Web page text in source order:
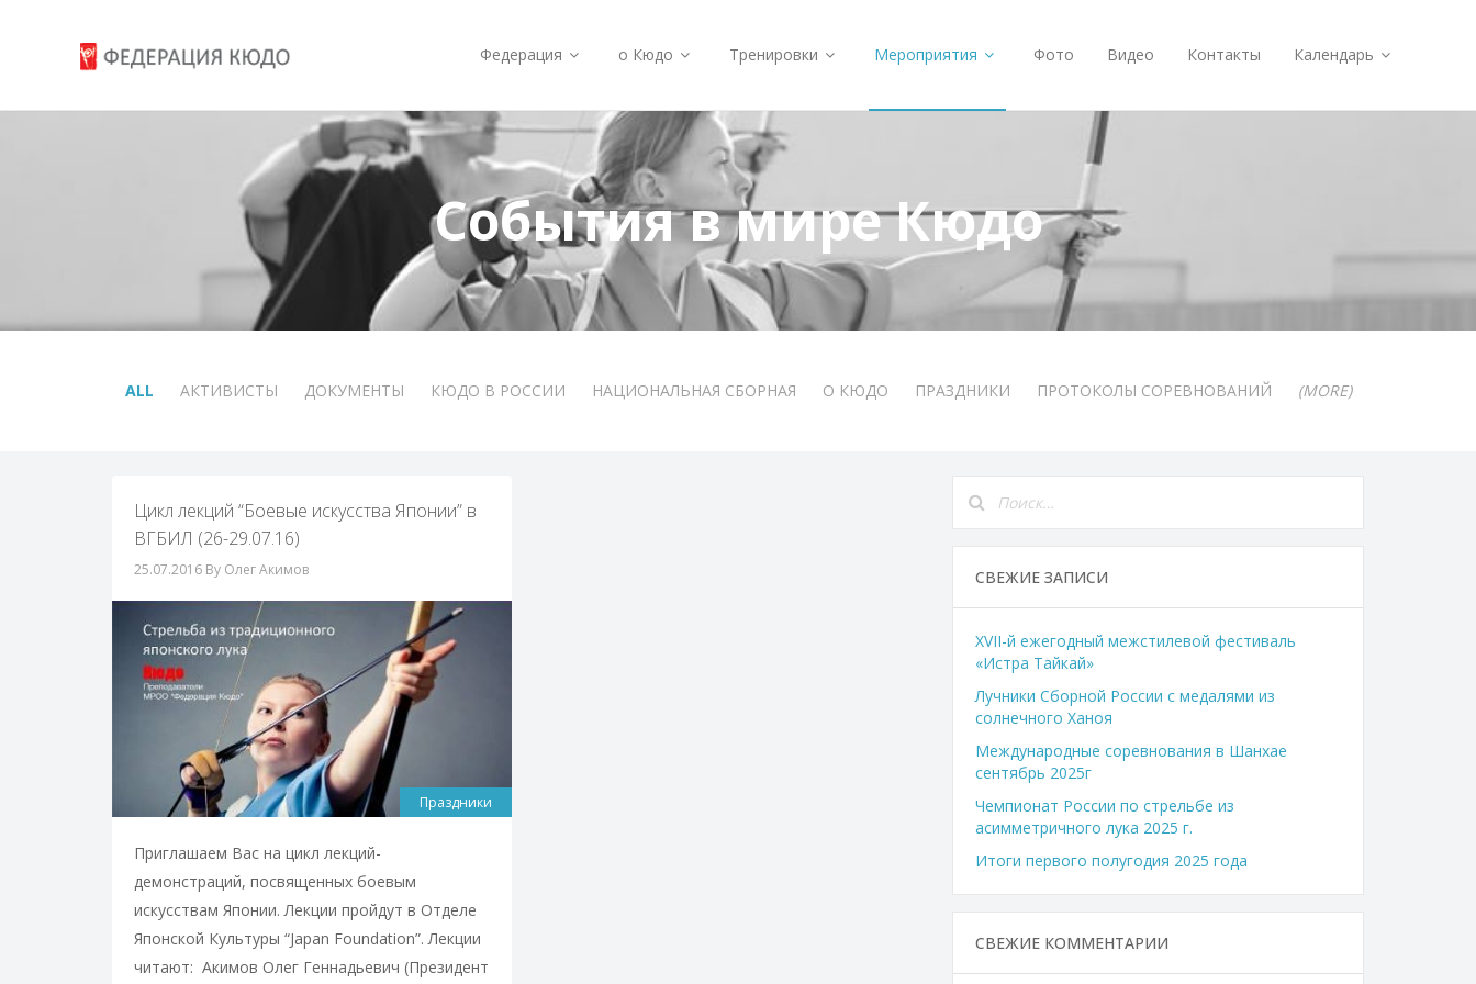
Федерация о Кюдо Тренировки Мероприятия Фото Видео Контакты Календарь
События в мире Кюдо
ALL АКТИВИСТЫ ДОКУМЕНТЫ КЮДО В РОССИИ НАЦИОНАЛЬНАЯ СБОРНАЯ О КЮДО ПРАЗДНИКИ ПРОТОКОЛЫ СОРЕВНОВАНИЙ (MORE)
Цикл лекций “Боевые искусства Японии” в
ВГБИЛ (26-29.07.16)
25.07.2016 By Олег Акимов
Праздники
Приглашаем Вас на цикл лекций-
демонстраций, посвященных боевым
искусствам Японии. Лекции пройдут в Отделе
Японской Культуры “Japan Foundation”. Лекции
читают: Акимов Олег Геннадьевич (Президент
СВЕЖИЕ ЗАПИСИ
XVII-й ежегодный межстилевой фестиваль
«Истра Тайкай»
Лучники Сборной России с медалями из
солнечного Ханоя
Международные соревнования в Шанхае
сентябрь 2025г
Чемпионат России по стрельбе из
асимметричного лука 2025 г.
Итоги первого полугодия 2025 года
СВЕЖИЕ КОММЕНТАРИИ